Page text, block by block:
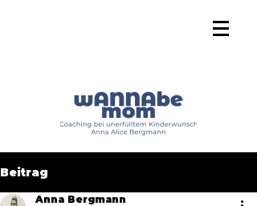
Beitrag
Anna Bergmann